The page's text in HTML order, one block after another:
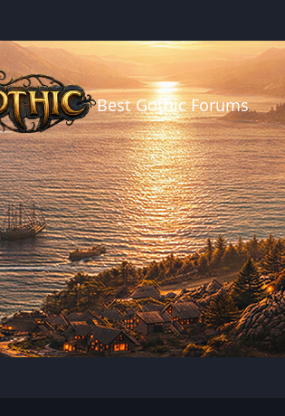
Best Gothic Forums